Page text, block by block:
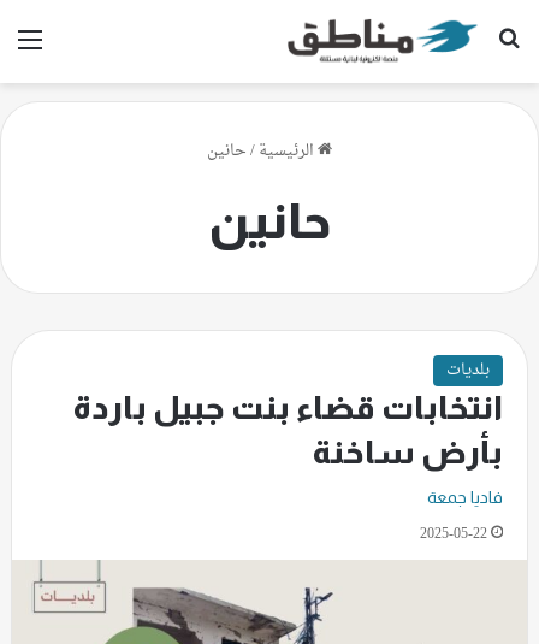
بحث عن
الرئيسية/حانين
حانين
بلديات
انتخابات قضاء بنت جبيل باردة
بأرض ساخنة
فاديا جمعة
2025-05-22